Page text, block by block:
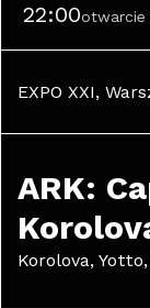
22:00
EXPO XXI,
ARK:
Korolova,